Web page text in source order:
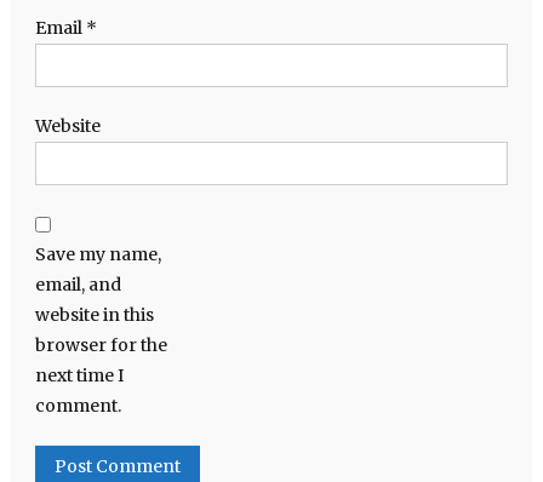
Email *
Website
Save my name,
email, and
website in this
browser for the
next time I
comment.